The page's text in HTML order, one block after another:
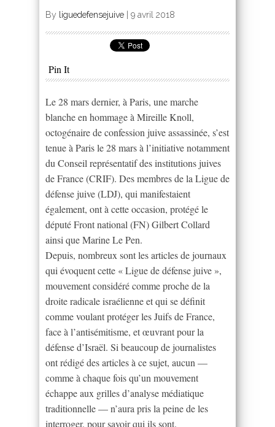
By liguedefensejuive 9 avril 2018
Pin It
Le 28 mars dernier, à Paris, une marche
blanche en hommage à Mireille Knoll,
octogénaire de confession juive assassinée, s’est
tenue à Paris le 28 mars à l’initiative notamment
du Conseil représentatif des institutions juives
de France (CRIF). Des membres de la Ligue de
défense juive (LDJ), qui manifestaient
également, ont à cette occasion, protégé le
député Front national (FN) Gilbert Collard
ainsi que Marine Le Pen.
Depuis, nombreux sont les articles de journaux
qui évoquent cette « Ligue de défense juive »,
mouvement considéré comme proche de la
droite radicale israélienne et qui se définit
comme voulant protéger les Juifs de France,
face à l’antisémitisme, et œuvrant pour la
défense d’Israël. Si beaucoup de journalistes
ont rédigé des articles à ce sujet, aucun —
comme à chaque fois qu’un mouvement
échappe aux grilles d’analyse médiatique
traditionnelle — n’aura pris la peine de les
interroger, pour savoir qui ils sont.